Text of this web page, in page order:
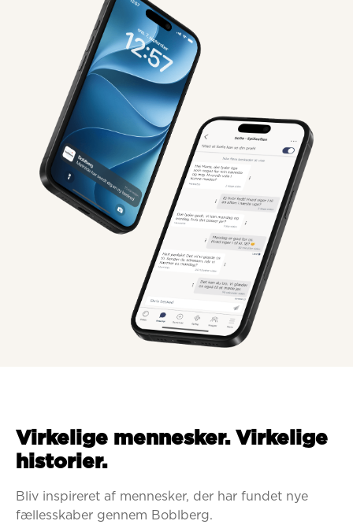
Virkelige mennesker. Virkelige
historier.
Bliv inspireret af mennesker, der har fundet nye
fællesskaber gennem Boblberg.